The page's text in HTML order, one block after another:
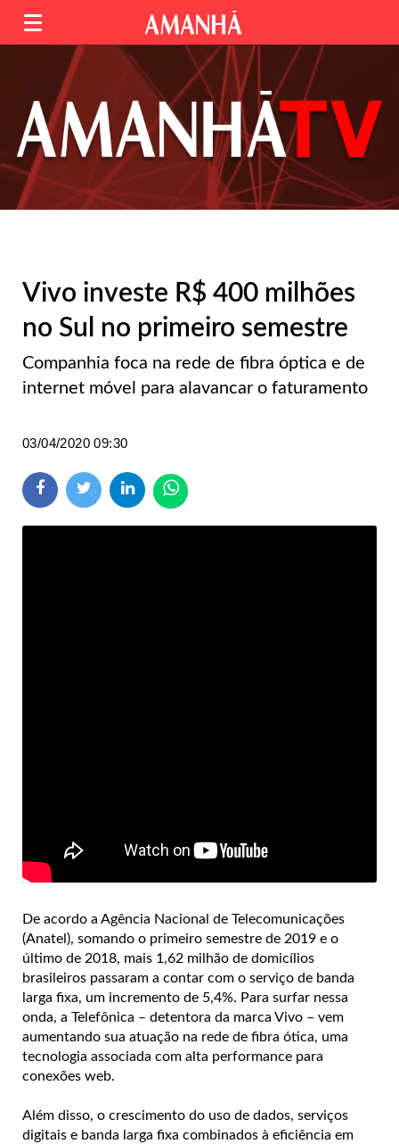
Vivo investe R$ 400 milhões
no Sul no primeiro semestre
Companhia foca na rede de fibra óptica e de
internet móvel para alavancar o faturamento
03/04/2020 09:30
De acordo a Agência Nacional de Telecomunicações
(Anatel), somando o primeiro semestre de 2019 e o
último de 2018, mais 1,62 milhão de domicílios
brasileiros passaram a contar com o serviço de banda
larga fixa, um incremento de 5,4%. Para surfar nessa
onda, a Telefônica – detentora da marca Vivo – vem
aumentando sua atuação na rede de fibra ótica, uma
tecnologia associada com alta performance para
conexões web.
Além disso, o crescimento do uso de dados, serviços
digitais e banda larga fixa combinados à eficiência em